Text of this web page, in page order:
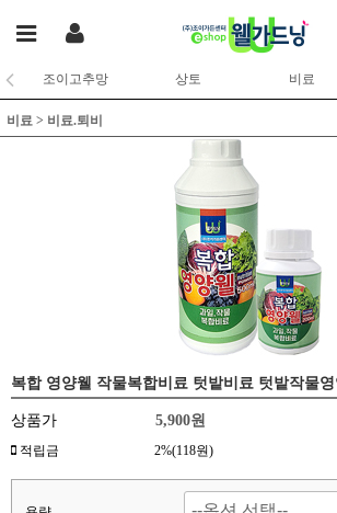
조이고추망 상토 비료
비료 > 비료.퇴비
복합 영양웰 작물복합비료 텃밭비료 텃밭작물영
상품가 5,900원
적립금 2%(118원)